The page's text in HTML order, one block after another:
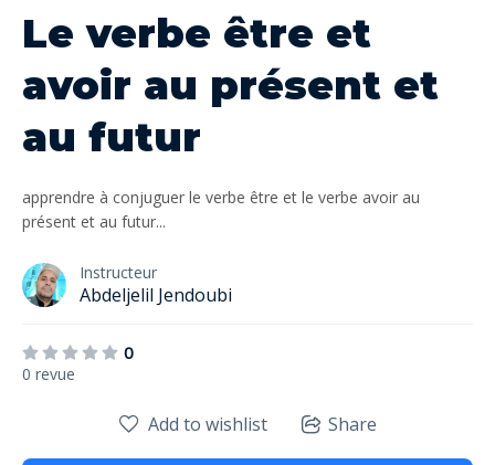
Le verbe être et
avoir au présent et
au futur
apprendre à conjuguer le verbe être et le verbe avoir au
présent et au futur...
Instructeur
Abdeljelil Jendoubi
0
0 revue
Add to wishlist Share